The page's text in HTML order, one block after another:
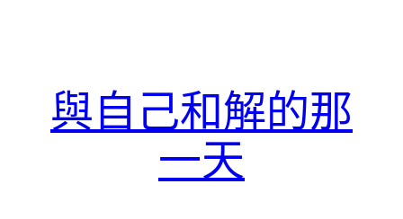
與自己和解的那
一天